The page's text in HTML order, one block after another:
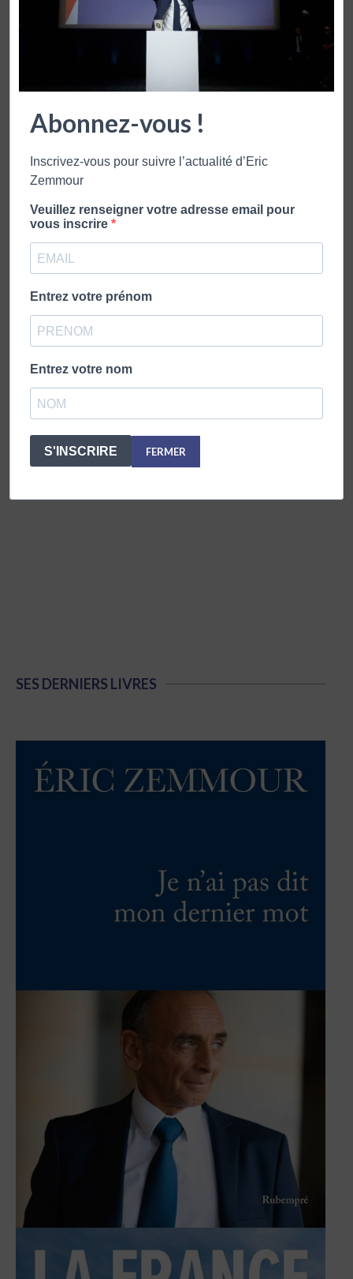
Grève: Où est passé le service minimum ? 180
intellectuels en soutien aux luttes sociales Des sardines
pour mettre en boîte Mattéo Salvini Eric Zemmour face
à Michel Maffesoli
SES DERNIERS LIVRES
Abonnez-vous !
Inscrivez-vous pour suivre l’actualité d’Eric
Zemmour
Veuillez renseigner votre adresse email pour
vous inscrire
Entrez votre prénom
Entrez votre nom
S'INSCRIRE FERMER